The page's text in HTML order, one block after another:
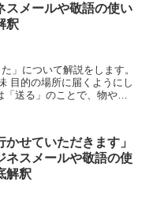
スメールや敬語の使い
釈
」について解説をします。
目的の場所に届くようにし
送る」のことで、物や情
かせていただきます」
ネスメールや敬語の使
解釈